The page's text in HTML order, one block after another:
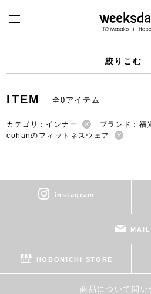
絞りこむ
ITEM 全0アイテム
カテゴリ：インナー
ブランド：福
cohanのフィットネスウェア
instagram
MAIL
HOBONICHI STORE
商品について問い